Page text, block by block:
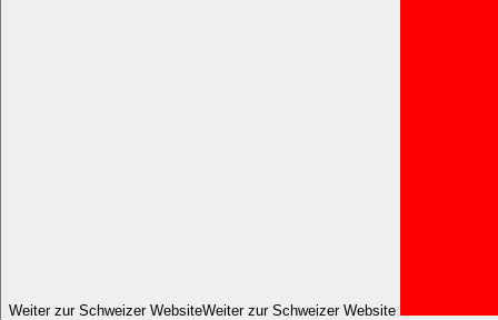
Weiter zur Schweizer WebsiteWeiter zur Schweizer Website